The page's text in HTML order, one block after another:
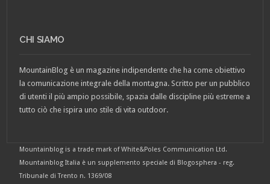
CHI SIAMO
MountainBlog è un magazine indipendente che ha come obiettivo
la comunicazione integrale della montagna. Scritto per un pubblico
di utenti il più ampio possibile, spazia dalle discipline più estreme a
tutto ciò che ispira uno stile di vita outdoor.
Mountainblog is a trade mark of White&Poles Communication Ltd.
Mountainblog Italia è un supplemento speciale di Blogosphera - reg.
Tribunale di Trento n. 1369/08